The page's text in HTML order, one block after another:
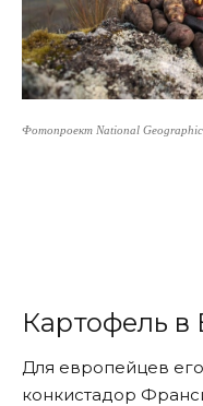
Фотопроект National
Картофель в
Для европейцев
конкистадор